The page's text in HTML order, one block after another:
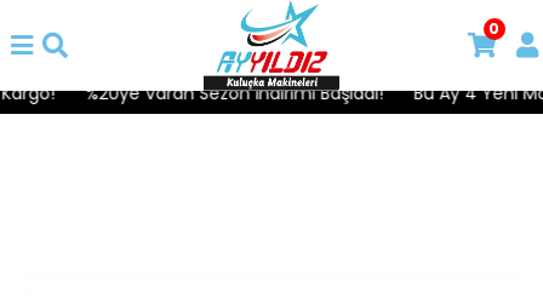
%20ye Varan Sezon İndirimi Başladı! Bu Ay 4 Yeni
0